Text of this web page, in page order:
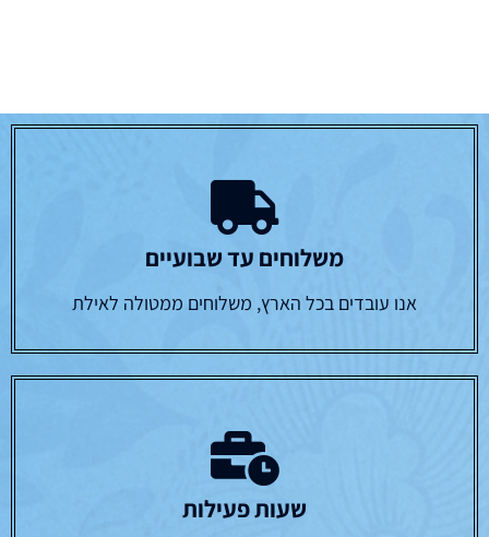
משלוחים עד שבועיים
אנו עובדים בכל הארץ, משלוחים ממטולה לאילת
שעות פעילות